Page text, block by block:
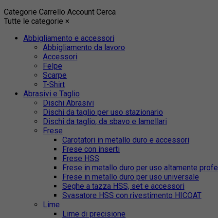
Categorie Carrello Account Cerca
Tutte le categorie ×
Abbigliamento e accessori
Abbigliamento da lavoro
Accessori
Felpe
Scarpe
T-Shirt
Abrasivi e Taglio
Dischi Abrasivi
Dischi da taglio per uso stazionario
Dischi da taglio, da sbavo e lamellari
Frese
Carotatori in metallo duro e accessori
Frese con inserti
Frese HSS
Frese in metallo duro per uso altamente
Frese in metallo duro per uso universale
Seghe a tazza HSS, set e accessori
Svasatore HSS con rivestimento HICOAT
Lime
Lime di precisione